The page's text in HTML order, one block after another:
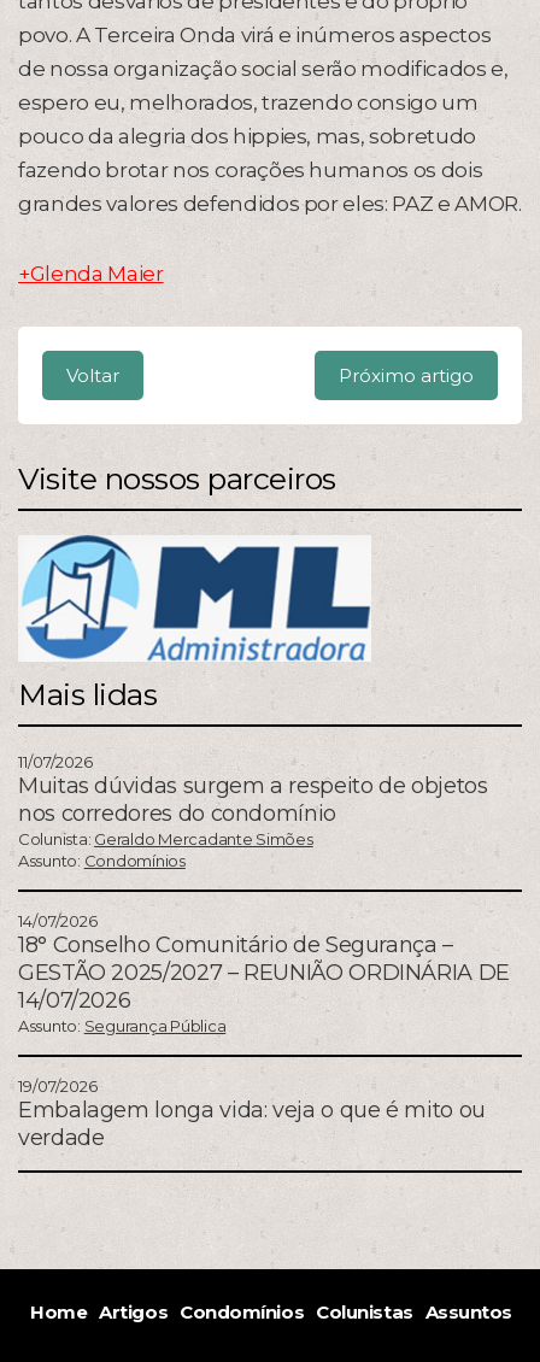
povo. A Terceira Onda virá e inúmeros aspectos
de nossa organização social serão modificados e,
espero eu, melhorados, trazendo consigo um
pouco da alegria dos hippies, mas, sobretudo
fazendo brotar nos corações humanos os dois
grandes valores defendidos por eles: PAZ e AMOR.
+Glenda Maier
Voltar Próximo artigo
Visite nossos parceiros
Mais lidas
11/07/2026
Muitas dúvidas surgem a respeito de objetos
nos corredores do condomínio
Colunista: Geraldo Mercadante Simões
Assunto: Condomínios
14/07/2026
18° Conselho Comunitário de Segurança –
GESTÃO 2025/2027 – REUNIÃO ORDINÁRIA DE
14/07/2026
Assunto: Segurança Pública
19/07/2026
Embalagem longa vida: veja o que é mito ou
verdade
Home Artigos Condomínios Colunistas Assuntos